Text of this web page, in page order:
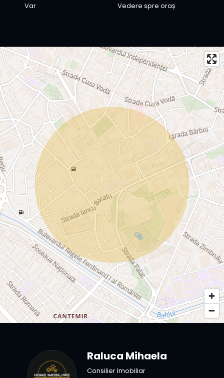
Var
Vedere spre oraș
Raluca Mihaela
Consilier Imobiliar